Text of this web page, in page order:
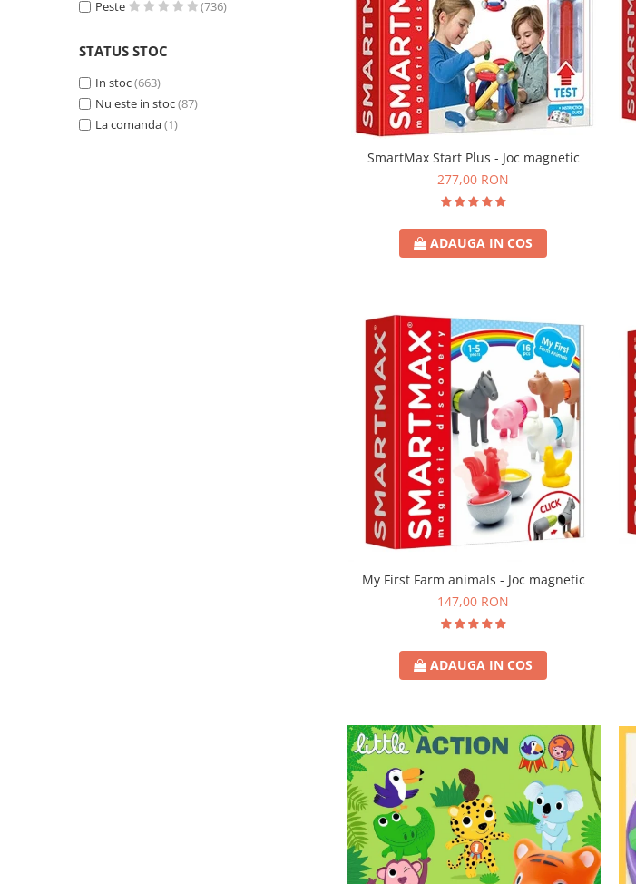
Tuban(2)
Peste
(736)
STATUS STOC
In stoc(663)
Nu este in stoc(87)
La comanda(1)
SmartMax Start Plus - Joc magnetic
277,00 RON
ADAUGA IN COS
My First Farm animals - Joc magnetic
147,00 RON
ADAUGA IN COS